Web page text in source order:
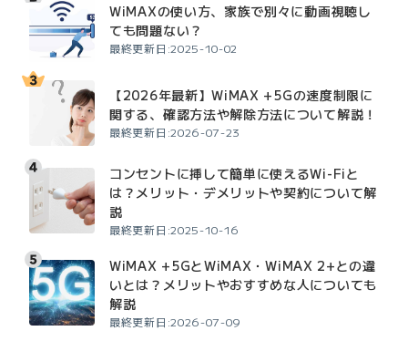
WiMAXの使い方、家族で別々に動画視聴し
ても問題ない？
最終更新日:2025-10-02
【2026年最新】WiMAX +5Gの速度制限に
関する、確認方法や解除方法について解説！
最終更新日:2026-07-23
コンセントに挿して簡単に使えるWi-Fiと
は？メリット・デメリットや契約について解
説
最終更新日:2025-10-16
WiMAX +5GとWiMAX・WiMAX 2+との違
いとは？メリットやおすすめな人についても
解説
最終更新日:2026-07-09